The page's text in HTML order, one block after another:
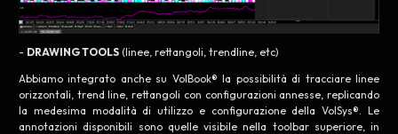
- DRAWING TOOLS (linee, rettangoli, trendline, etc)
Abbiamo integrato anche su VolBook® la possibilità di tracciare linee
orizzontali, trend line, rettangoli con configurazioni annesse, replicando
la medesima modalità di utilizzo e configurazione della VolSys®. Le
annotazioni disponibili sono quelle visibile nella toolbar superiore, in